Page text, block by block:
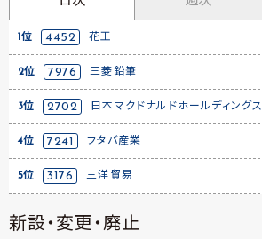
1位 4452 花王
2位 7976 三菱鉛筆
3位 2702 日本マクドナルドホールディングス
4位 7241 フタバ産業
5位 3176 三洋貿易
新設・変更・廃止